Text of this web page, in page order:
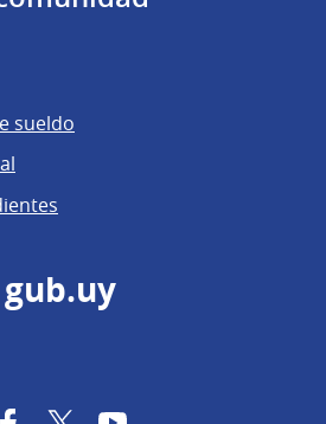
sueldo
gub.uy